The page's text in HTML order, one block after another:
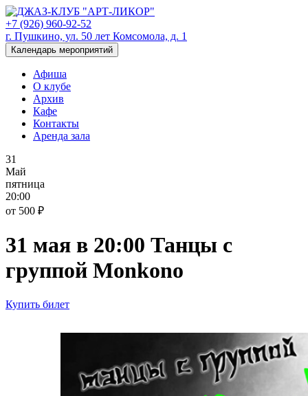
+7 (926) 960-92-52
г. Пушкино, ул. 50 лет Комсомола, д. 1
Календарь мероприятий
Афиша
О клубе
Архив
Кафе
Контакты
Аренда зала
31
Май
пятница
20:00
от 500 ₽
31 мая в 20:00 Танцы с
группой Monkono
Купить билет